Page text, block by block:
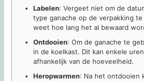
Labelen: Vergeet niet om de
type ganache op de verpakking
weet hoe lang het al bewaard
Ontdooien: Om de ganache te
in de koelkast. Dit kan enkele
afhankelijk van de hoeveelheid.
Heropwarmen: Na het ontdooien